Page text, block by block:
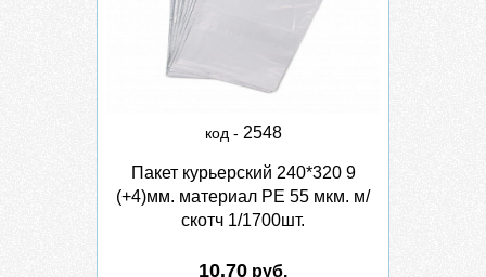
код - 2548
Пакет курьерский 240*320 9
(+4)мм. материал PE 55 мкм. м/
скотч 1/1700шт.
10.70 руб.